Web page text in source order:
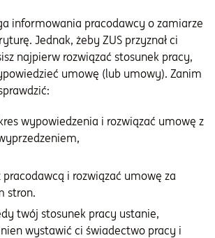
informowania pracodawcy o zamiarze
Jednak, żeby ZUS przyznał ci
najpierw rozwiązać stosunek pracy,
umowę (lub umowy). Zanim
wypowiedzenia i rozwiązać umowę z
i rozwiązać umowę za
stron.
twój stosunek pracy ustanie,
wystawić ci świadectwo pracy i